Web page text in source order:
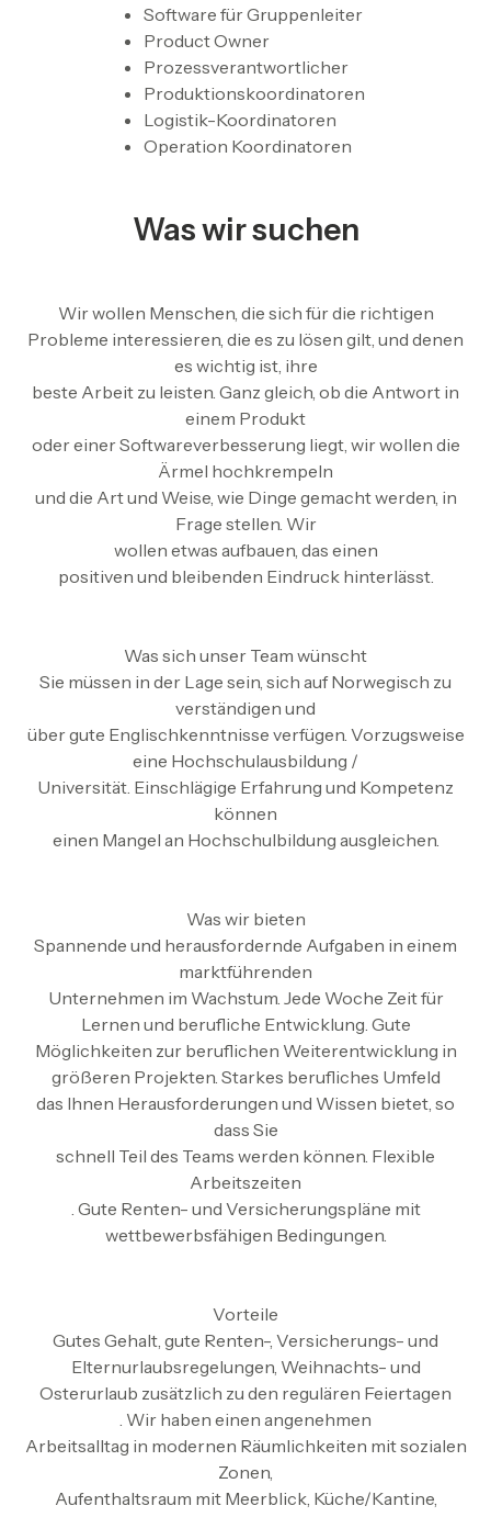
Software für Gruppenleiter
Product Owner
Prozessverantwortlicher
Produktionskoordinatoren
Logistik-Koordinatoren
Operation Koordinatoren
Was wir suchen
Wir wollen Menschen, die sich für die richtigen
Probleme interessieren, die es zu lösen gilt, und denen
es wichtig ist, ihre
beste Arbeit zu leisten. Ganz gleich, ob die Antwort in
einem Produkt
oder einer Softwareverbesserung liegt, wir wollen die
Ärmel hochkrempeln
und die Art und Weise, wie Dinge gemacht werden, in
Frage stellen. Wir
wollen etwas aufbauen, das einen
positiven und bleibenden Eindruck hinterlässt.
Was sich unser Team wünscht
Sie müssen in der Lage sein, sich auf Norwegisch zu
verständigen und
über gute Englischkenntnisse verfügen. Vorzugsweise
eine Hochschulausbildung /
Universität. Einschlägige Erfahrung und Kompetenz
können
einen Mangel an Hochschulbildung ausgleichen.
Was wir bieten
Spannende und herausfordernde Aufgaben in einem
marktführenden
Unternehmen im Wachstum. Jede Woche Zeit für
Lernen und berufliche Entwicklung. Gute
Möglichkeiten zur beruflichen Weiterentwicklung in
größeren Projekten. Starkes berufliches Umfeld
das Ihnen Herausforderungen und Wissen bietet, so
dass Sie
schnell Teil des Teams werden können. Flexible
Arbeitszeiten
. Gute Renten- und Versicherungspläne mit
wettbewerbsfähigen Bedingungen.
Vorteile
Gutes Gehalt, gute Renten-, Versicherungs- und
Elternurlaubsregelungen, Weihnachts- und
Osterurlaub zusätzlich zu den regulären Feiertagen
. Wir haben einen angenehmen
Arbeitsalltag in modernen Räumlichkeiten mit sozialen
Zonen,
Aufenthaltsraum mit Meerblick, Küche/Kantine,